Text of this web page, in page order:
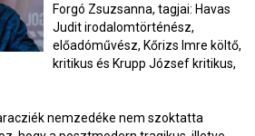
Forgó Zsuzsanna, tagjai: Havas
Judit irodalomtörténész,
előadóművész, Kőrizs Imre költő,
kritikus és Krupp József kritikus,
nemzedéke nem szoktatta